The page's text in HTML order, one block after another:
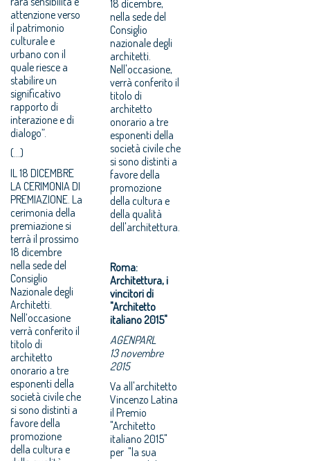
attenzione verso
il patrimonio
culturale e
urbano con il
quale riesce a
stabilire un
significativo
rapporto di
interazione e di
dialogo”.
(...)
IL 18 DICEMBRE
LA CERIMONIA DI
PREMIAZIONE. La
cerimonia della
premiazione si
terrà il prossimo
18 dicembre
nella sede del
Consiglio
Nazionale degli
Architetti.
Nell’occasione
verrà conferito il
titolo di
architetto
onorario a tre
esponenti della
società civile che
si sono distinti a
favore della
promozione
della cultura e
18 dicembre,
nella sede del
Consiglio
nazionale degli
architetti.
Nell'occasione,
verrà conferito il
titolo di
architetto
onorario a tre
esponenti della
società civile che
si sono distinti a
favore della
promozione
della cultura e
della qualità
dell'architettura.
Roma:
Architettura, i
vincitori di
"Architetto
italiano 2015"
AGENPARL
13 novembre
2015
Va all'architetto
Vincenzo Latina
il Premio
"Architetto
italiano 2015"
per "la sua